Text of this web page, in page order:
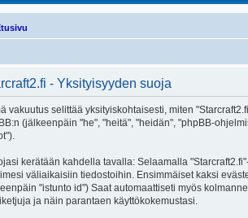
- Yksityisyyden suoja
vakuutus selittää yksityiskohtaisesti, miten
(jälkeenpäin "he", "heitä", "heidän", "phpBB-
kerätään kahdella tavalla: Selaamalla
väliaikaisiin tiedostoihin. Ensimmäiset kaksi
"istunto id") Saat automaattiseti myös
ja näin parantaen käyttökokemustasi.